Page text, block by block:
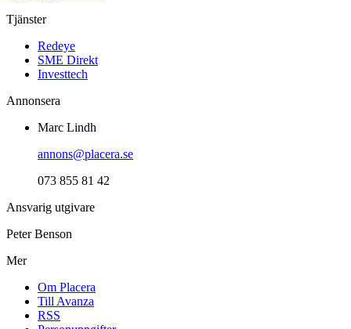
Tjänster
Redeye
SME Direkt
Investtech
Annonsera
Marc Lindh
annons@placera.se
073 855 81 42
Ansvarig utgivare
Peter Benson
Mer
Om Placera
Till Avanza
RSS